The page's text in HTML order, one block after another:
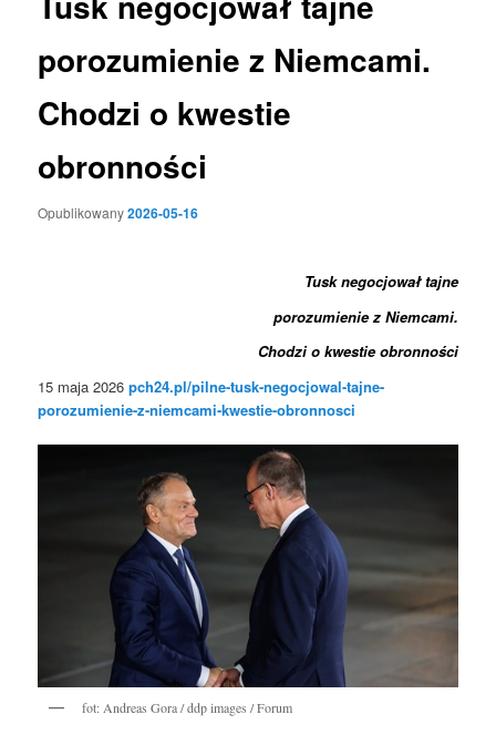
porozumienie z Niemcami.
Chodzi o kwestie
obronności
Opublikowany2026-05-16
Tusk negocjował tajne
porozumienie z Niemcami.
Chodzi o kwestie obronności
15 maja 2026 pch24.pl/pilne-tusk-negocjowal-tajne-
porozumienie-z-niemcami-kwestie-obronnosci
fot: Andreas Gora / ddp images / Forum